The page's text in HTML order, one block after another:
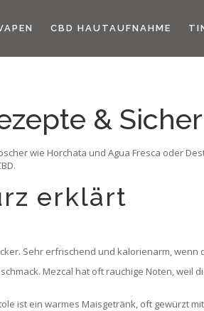
CBD HAUTAUFNAHME
&
wie Horchata und Agua Fresca oder
erklärt
Sehr erfrischend und kalorienarm, wenn
Mezcal hat oft rauchige Noten, weil
ist ein warmes Maisgetränk, oft gewürzt